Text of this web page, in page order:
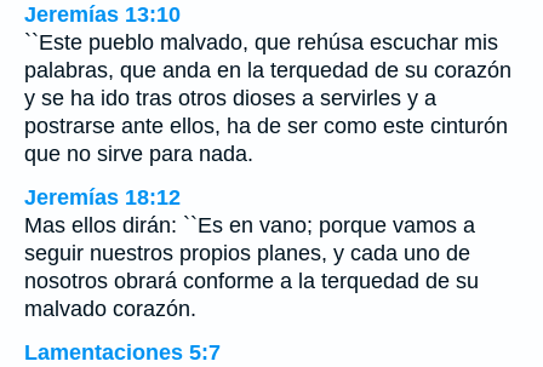
Jeremías 13:10
``Este pueblo malvado, que rehúsa escuchar mis
palabras, que anda en la terquedad de su corazón
y se ha ido tras otros dioses a servirles y a
postrarse ante ellos, ha de ser como este cinturón
que no sirve para nada.
Jeremías 18:12
Mas ellos dirán: ``Es en vano; porque vamos a
seguir nuestros propios planes, y cada uno de
nosotros obrará conforme a la terquedad de su
malvado corazón.
Lamentaciones 5:7